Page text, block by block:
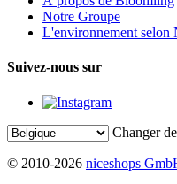
Notre Groupe
L'environnement selon
Suivez-nous sur
Changer
© 2010-2026 niceshops